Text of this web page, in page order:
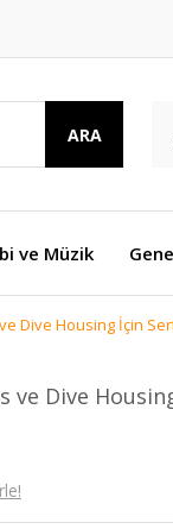
ARA
ve Müzik
Dive Housing İçin
ve Dive